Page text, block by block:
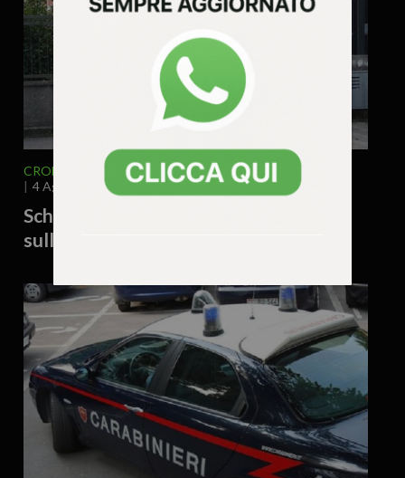
CRONACA VENETO
VICENZA E PROVINCIA
4 Agosto 2026 - 12.16
Schio, locale sospeso: gravi violazioni
sulla sicurezza sul lavoro